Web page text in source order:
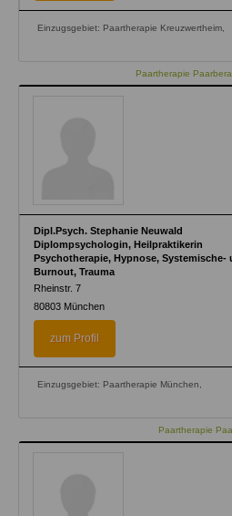
Einzugsgebiet: Paartherapie Kreuzwertheim,
Paartherapie
Dipl.Psych. Stephanie Neuwald
Diplompsychologin, Heilpraktikerin
Psychotherapie, Hypnose, Systemische-
Burnout, Trauma
Rheinstr. 7
80803 München
zum Profil
Einzugsgebiet: Paartherapie München,
Paartherapie